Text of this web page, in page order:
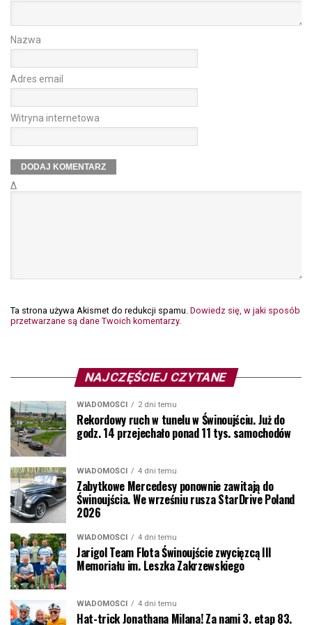
Nazwa
Adres email
Witryna internetowa
Δ
Ta strona używa Akismet do redukcji spamu. Dowiedz się, w jaki sposób
przetwarzane są dane Twoich komentarzy.
NAJCZĘŚCIEJ CZYTANE
WIADOMOŚCI 2 dni temu
Rekordowy ruch w tunelu w Świnoujściu. Już do
godz. 14 przejechało ponad 11 tys. samochodów
WIADOMOŚCI 4 dni temu
Zabytkowe Mercedesy ponownie zawitają do
Świnoujścia. We wrześniu rusza StarDrive Poland
2026
WIADOMOŚCI 4 dni temu
Jarigol Team Flota Świnoujście zwycięzcą III
Memoriału im. Leszka Zakrzewskiego
WIADOMOŚCI 4 dni temu
Hat-trick Jonathana Milana! Za nami 3. etap 83.